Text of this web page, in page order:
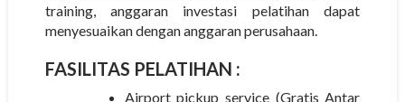
training, anggaran investasi pelatihan dapat
menyesuaikan dengan anggaran perusahaan.
FASILITAS PELATIHAN :
Airport pickup service (Gratis Antar